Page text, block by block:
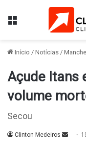
Menu
Início / Notícias /
Açude Itans
volume
Secou
Clinton Medeiros
Mande